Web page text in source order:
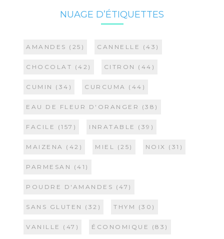
NUAGE D’ÉTIQUETTES
AMANDES (25) CANNELLE (43)
CHOCOLAT (42) CITRON (44)
CUMIN (34) CURCUMA (44)
EAU DE FLEUR D'ORANGER (38)
FACILE (157) INRATABLE (39)
MAIZENA (42) MIEL (25) NOIX (31)
PARMESAN (41)
POUDRE D'AMANDES (47)
SANS GLUTEN (32) THYM (30)
VANILLE (47) ÉCONOMIQUE (83)